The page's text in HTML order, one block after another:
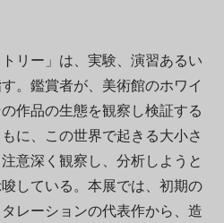
リー」は、実験、演習あるい
。鑑賞者が、美術館のホワイ
作品の生態を観察し検証する
に、この世界で起きる大小さ
意深く観察し、分析しようと
している。本展では、初期の
レーションの代表作から、造